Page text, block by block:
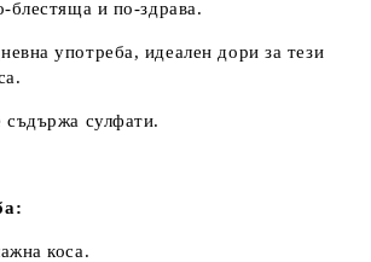
блестяща и по-здрава.
употреба, идеален дори за тези
сулфати.
коса.